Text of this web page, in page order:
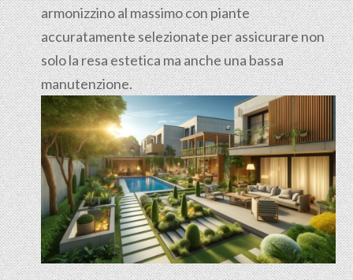
armonizzino al massimo con piante
accuratamente selezionate per assicurare non
solo la resa estetica ma anche una bassa
manutenzione.